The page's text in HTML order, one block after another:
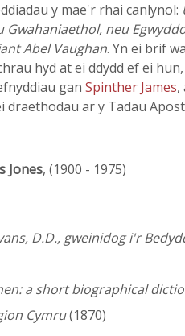
y mae'r rhai canlynol:
Gwahaniaethol, neu
Abel Vaughan. Yn ei brif
hyd at ei ddydd ef ei
gan Spinther James,
draethodau ar y Tadau
Jones, (1900 - 1975)
D.D., gweinidog i'r
a short biographical
Cymru(1870)